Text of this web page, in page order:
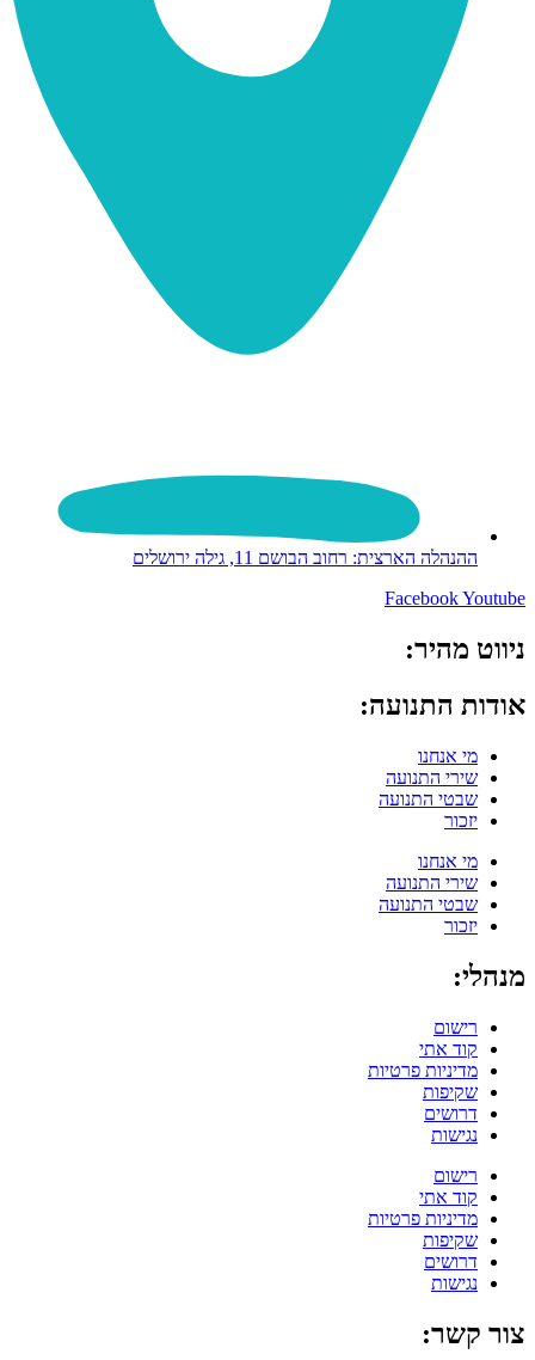
ההנהלה הארצית: רחוב הבושם 11, גילה ירושלים
FacebookYoutube
ניווט מהיר:
אודות התנועה:
מי אנחנו
שירי התנועה
שבטי התנועה
יזכור
מי אנחנו
שירי התנועה
שבטי התנועה
יזכור
מנהלי:
רישום
קוד אתי
מדיניות פרטיות
שקיפות
דרושים
נגישות
רישום
קוד אתי
מדיניות פרטיות
שקיפות
דרושים
נגישות
צור קשר: